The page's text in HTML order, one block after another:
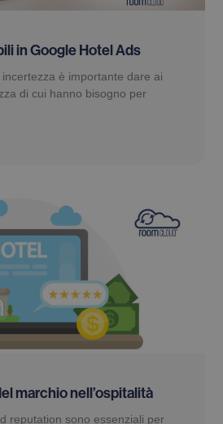
in Google Hotel Ads
è importante dare ai
di cui hanno bisogno per
marchio nell’ospitalità
reputation sono essenziali per